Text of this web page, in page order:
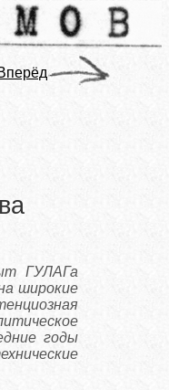
ГУЛАГа
широкие
годы